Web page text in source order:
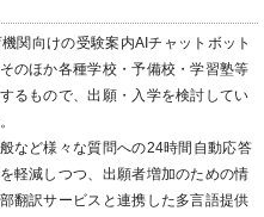
関向けの受験案内AIチャットボット
のほか各種学校・予備校・学習塾等
るもので、出願・入学を検討してい
など様々な質問への24時間自動応答
軽減しつつ、出願者増加のための情
翻訳サービスと連携した多言語提供